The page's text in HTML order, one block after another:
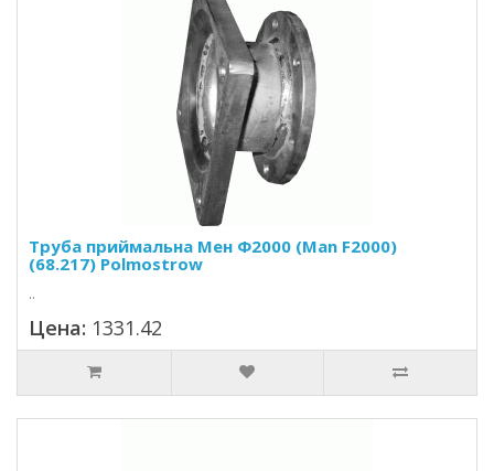
Труба приймальна Мен Ф2000 (Man F2000)
(68.217) Polmostrow
..
Цена: 1331.42